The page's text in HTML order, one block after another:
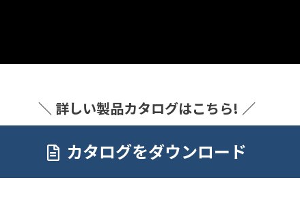
＼ 詳しい製品カタログはこちら! ／
カタログをダウンロード